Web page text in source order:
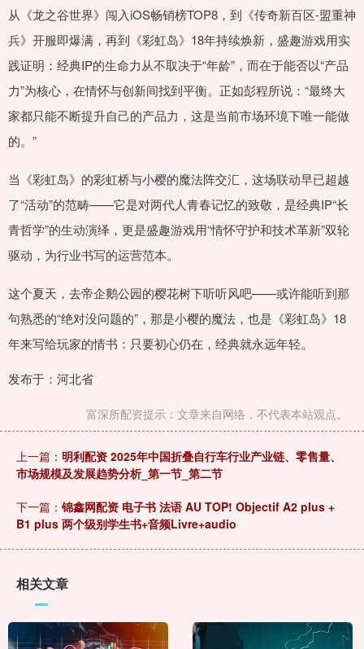
从《龙之谷世界》闯入iOS畅销榜TOP8，到《传奇新百区-盟重神
兵》开服即爆满，再到《彩虹岛》18年持续焕新，盛趣游戏用实
践证明：经典IP的生命力从不取决于“年龄”，而在于能否以“产品
力”为核心，在情怀与创新间找到平衡。正如彭程所说：“最终大
家都只能不断提升自己的产品力，这是当前市场环境下唯一能做
的。”
当《彩虹岛》的彩虹桥与小樱的魔法阵交汇，这场联动早已超越
了“活动”的范畴——它是对两代人青春记忆的致敬，是经典IP“长
青哲学”的生动演绎，更是盛趣游戏用“情怀守护和技术革新”双轮
驱动，为行业书写的运营范本。
这个夏天，去帝企鹅公园的樱花树下听听风吧——或许能听到那
句熟悉的“绝对没问题的”，那是小樱的魔法，也是《彩虹岛》18
年来写给玩家的情书：只要初心仍在，经典就永远年轻。
发布于：河北省
富深所配资提示：文章来自网络，不代表本站观点。
上一篇： 明利配资 2025年中国折叠自行车行业产业链、零售量、
市场规模及发展趋势分析_第一节_第二节
下一篇： 锦鑫网配资 电子书 法语 AU TOP! Objectif A2 plus +
B1 plus 两个级别学生书+音频Livre+audio
相关文章